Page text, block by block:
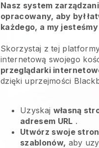
Nasz system
opracowany, aby był
każdego, a my
Skorzystaj z tej
internetową swojego
przeglądarki
dzięki uprzejmości
Uzyskaj własną
adresem URL .
Utwórz swoje
szablonów, aby